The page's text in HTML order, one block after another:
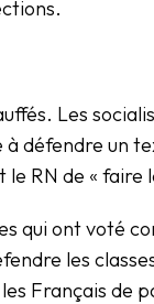
Les
à défendre un
RN de « faire
qui ont voté
les
Français de